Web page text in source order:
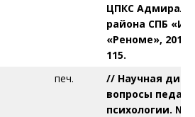
ЦПКС
района СПБ
«Реноме»,
115.
печ.
// Научная
вопросы
психологии. № 3